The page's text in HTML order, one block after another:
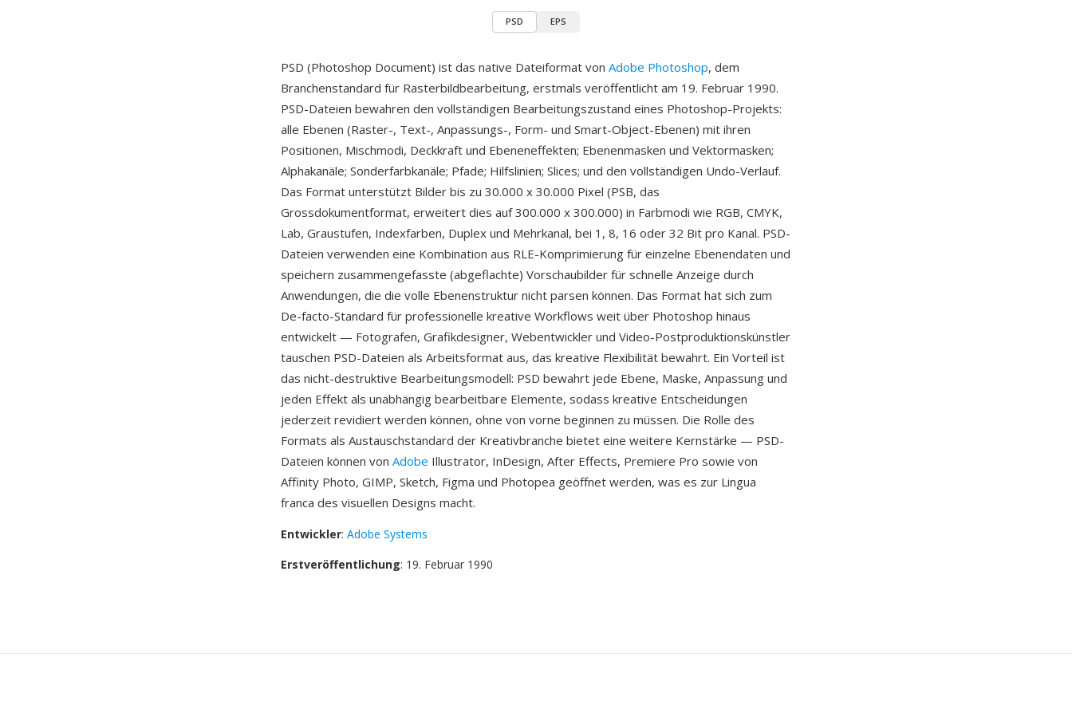
PSD EPS
PSD (Photoshop Document) ist das native Dateiformat von Adobe Photoshop, dem
Branchenstandard für Rasterbildbearbeitung, erstmals veröffentlicht am 19. Februar 1990.
PSD-Dateien bewahren den vollständigen Bearbeitungszustand eines Photoshop-Projekts:
alle Ebenen (Raster-, Text-, Anpassungs-, Form- und Smart-Object-Ebenen) mit ihren
Positionen, Mischmodi, Deckkraft und Ebeneneffekten; Ebenenmasken und Vektormasken;
Alphakanäle; Sonderfarbkanäle; Pfade; Hilfslinien; Slices; und den vollständigen Undo-Verlauf.
Das Format unterstützt Bilder bis zu 30.000 x 30.000 Pixel (PSB, das
Grossdokumentformat, erweitert dies auf 300.000 x 300.000) in Farbmodi wie RGB, CMYK,
Lab, Graustufen, Indexfarben, Duplex und Mehrkanal, bei 1, 8, 16 oder 32 Bit pro Kanal. PSD-
Dateien verwenden eine Kombination aus RLE-Komprimierung für einzelne Ebenendaten und
speichern zusammengefasste (abgeflachte) Vorschaubilder für schnelle Anzeige durch
Anwendungen, die die volle Ebenenstruktur nicht parsen können. Das Format hat sich zum
De-facto-Standard für professionelle kreative Workflows weit über Photoshop hinaus
entwickelt — Fotografen, Grafikdesigner, Webentwickler und Video-Postproduktionskünstler
tauschen PSD-Dateien als Arbeitsformat aus, das kreative Flexibilität bewahrt. Ein Vorteil ist
das nicht-destruktive Bearbeitungsmodell: PSD bewahrt jede Ebene, Maske, Anpassung und
jeden Effekt als unabhängig bearbeitbare Elemente, sodass kreative Entscheidungen
jederzeit revidiert werden können, ohne von vorne beginnen zu müssen. Die Rolle des
Formats als Austauschstandard der Kreativbranche bietet eine weitere Kernstärke — PSD-
Dateien können von Adobe Illustrator, InDesign, After Effects, Premiere Pro sowie von
Affinity Photo, GIMP, Sketch, Figma und Photopea geöffnet werden, was es zur Lingua
franca des visuellen Designs macht.
Entwickler: Adobe Systems
Erstveröffentlichung: 19. Februar 1990